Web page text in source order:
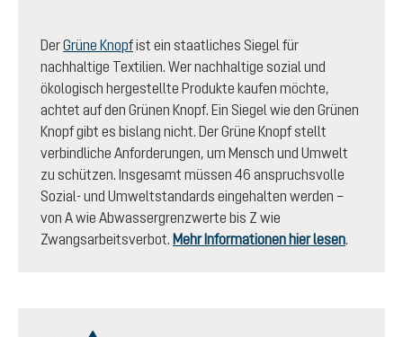
DerGrüne Knopfist ein staatliches Siegel für
nachhaltige Textilien. Wer nachhaltige sozial und
ökologisch hergestellte Produkte kaufen möchte,
achtet auf den Grünen Knopf. Ein Siegel wie den Grünen
Knopf gibt es bislang nicht. Der Grüne Knopf stellt
verbindliche Anforderungen, um Mensch und Umwelt
zu schützen. Insgesamt müssen 46 anspruchsvolle
Sozial- und Umweltstandards eingehalten werden –
von A wie Abwassergrenzwerte bis Z wie
Zwangsarbeitsverbot. Mehr Informationen hier lesen.